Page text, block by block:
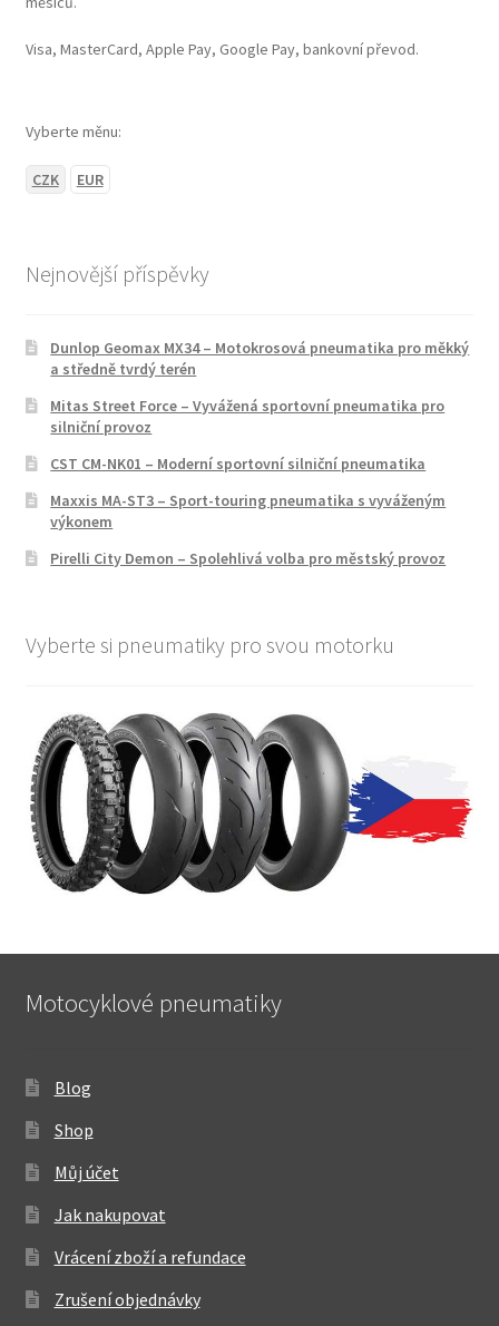
Visa, MasterCard, Apple Pay, Google Pay, bankovní převod.
Vyberte měnu:
CZK EUR
Nejnovější příspěvky
Dunlop Geomax MX34 – Motokrosová pneumatika pro měkký
a středně tvrdý terén
Mitas Street Force – Vyvážená sportovní pneumatika pro
silniční provoz
CST CM-NK01 – Moderní sportovní silniční pneumatika
Maxxis MA-ST3 – Sport-touring pneumatika s vyváženým
výkonem
Pirelli City Demon – Spolehlivá volba pro městský provoz
Vyberte si pneumatiky pro svou motorku
Motocyklové pneumatiky
Blog
Shop
Můj účet
Jak nakupovat
Vrácení zboží a refundace
Zrušení objednávky